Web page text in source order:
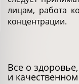
лицам, работа
концентрации.
Все о
и